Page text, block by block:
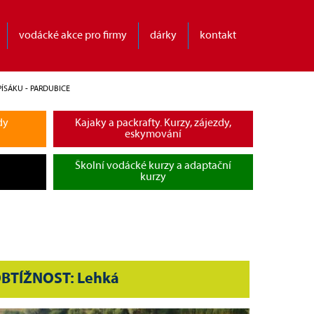
vodácké akce pro firmy dárky kontakt
- PARDUBICE
Kajaky a packrafty. Kurzy, zájezdy,
eskymování
Školní vodácké kurzy a adaptační
kurzy
Lehká